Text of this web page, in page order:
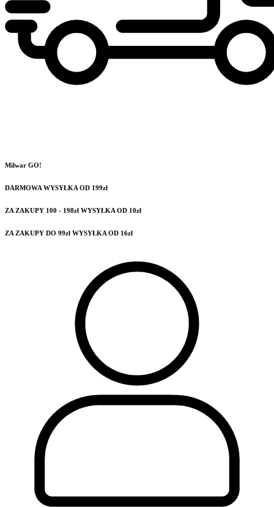
Milwar GO!
DARMOWA WYSYŁKA OD 199zł
ZA ZAKUPY 100 - 198zł WYSYŁKA OD 10zł
ZA ZAKUPY DO 99zł WYSYŁKA OD 16zł